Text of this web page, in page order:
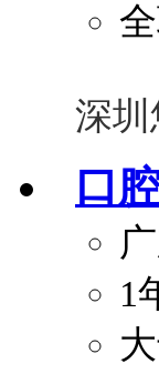
深圳
口
1